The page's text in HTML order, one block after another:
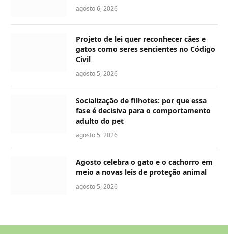
agosto 6, 2026
Projeto de lei quer reconhecer cães e
gatos como seres sencientes no Código
Civil
agosto 5, 2026
Socialização de filhotes: por que essa
fase é decisiva para o comportamento
adulto do pet
agosto 5, 2026
Agosto celebra o gato e o cachorro em
meio a novas leis de proteção animal
agosto 5, 2026